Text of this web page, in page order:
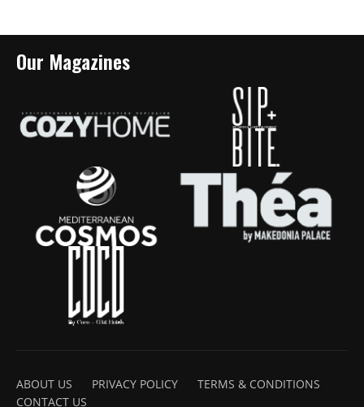
Our Magazines
ABOUT US PRIVACY POLICY
TERMS & CONDITIONS
CONTACT US